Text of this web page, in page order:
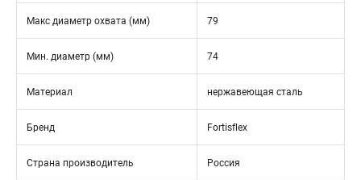
Макс диаметр охвата (мм) 79
Мин. диаметр (мм) 74
Материал нержавеющая сталь
Бренд Fortisflex
Страна производитель Россия